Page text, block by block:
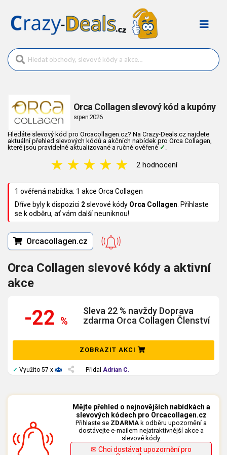
Orca Collagen slevový kód a kupóny
srpen 2026
Hledáte slevový kód pro Orcacollagen.cz? Na Crazy-Deals.cz najdete
aktuální přehled slevových kódů a akčních nabídek pro Orca Collagen,
které jsou pravidelně aktualizované a ručně ověřené ✓ .
★ ★ ★ ★ ★ 2 hodnocení
1 ověřená nabídka: 1 akce Orca Collagen
Dříve byly k dispozici 2slevové kódy Orca Collagen. Přihlaste
se k odběru, ať vám další neuniknou!
Orcacollagen.cz
Orca Collagen slevové kódy a aktivní
akce
-22 %
Sleva 22 % navždy Doprava
zdarma Orca Collagen Členství
ZOBRAZIT AKCI
✓ Využito 57 x Přidal Adrian C.
Mějte přehled o nejnovějších nabídkách a
slevových kódech pro Orcacollagen.cz
Přihlaste se ZDARMA k odběru upozornění a
dostávejte e-mailem nejatraktivnější akce a
slevové kódy.
✉ Chci dostávat upozornění pro